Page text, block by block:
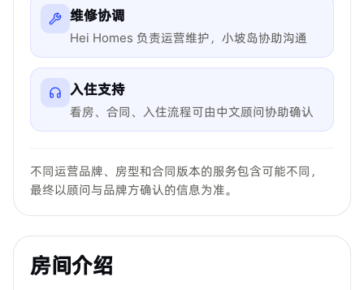
维修协调
Hei Homes 负责运营维护，小坡岛协助沟通
入住支持
看房、合同、入住流程可由中文顾问协助确认
不同运营品牌、房型和合同版本的服务包含可能不同，
最终以顾问与品牌方确认的信息为准。
房间介绍